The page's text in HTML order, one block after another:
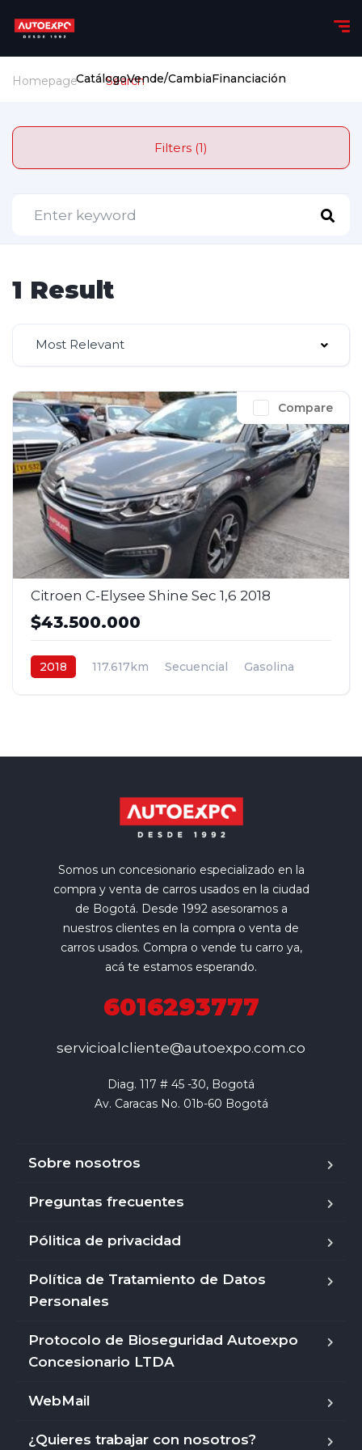
CatálogoVende/CambiaFinanciación
Homepage Search
Filters (1)
1 Result
Most Relevant
Compare
Citroen C-Elysee Shine Sec 1,6 2018
$43.500.000
2018 117.617km Secuencial
Gasolina
Somos un concesionario especializado en la
compra y venta de carros usados en la ciudad
de Bogotá. Desde 1992 asesoramos a
nuestros clientes en la compra o venta de
carros usados. Compra o vende tu carro ya,
acá te estamos esperando.
6016293777
servicioalcliente@autoexpo.com.co
Diag. 117 # 45 -30, Bogotá
Av. Caracas No. 01b-60 Bogotá
Sobre nosotros
Preguntas frecuentes
Pólitica de privacidad
Política de Tratamiento de Datos
Personales
Protocolo de Bioseguridad Autoexpo
Concesionario LTDA
WebMail
¿Quieres trabajar con nosotros?